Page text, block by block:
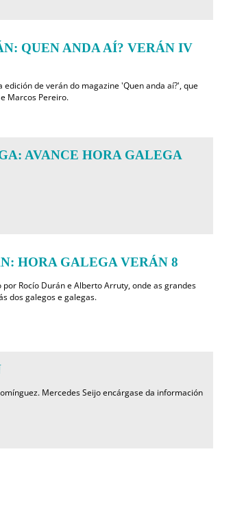
QUEN ANDA AÍ? VERÁN IV
de verán do magazine 'Quen anda aí?', que
Marcos Pereiro.
AVANCE HORA GALEGA
HORA GALEGA VERÁN 8
Rocío Durán e Alberto Arruty, onde as grandes
dos galegos e galegas.
Mercedes Seijo encárgase da información